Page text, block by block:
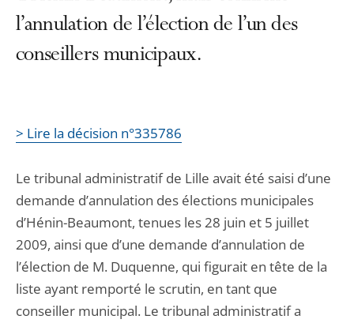
l’annulation de l’élection de l’un des
conseillers municipaux.
> Lire la décision n°335786
Le tribunal administratif de Lille avait été saisi d’une
demande d’annulation des élections municipales
d’Hénin-Beaumont, tenues les 28 juin et 5 juillet
2009, ainsi que d’une demande d’annulation de
l’élection de M. Duquenne, qui figurait en tête de la
liste ayant remporté le scrutin, en tant que
conseiller municipal. Le tribunal administratif a